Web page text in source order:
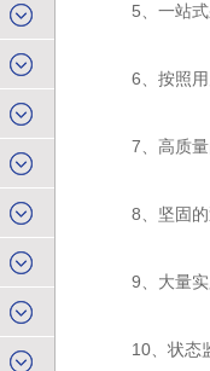
5、一站式
6、按照用
7、高质量
8、坚固的
9、大量实
10、状态